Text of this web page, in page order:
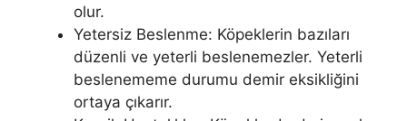
olur.
Yetersiz Beslenme: Köpeklerin bazıları
düzenli ve yeterli beslenemezler. Yeterli
beslenememe durumu demir eksikliğini
ortaya çıkarır.